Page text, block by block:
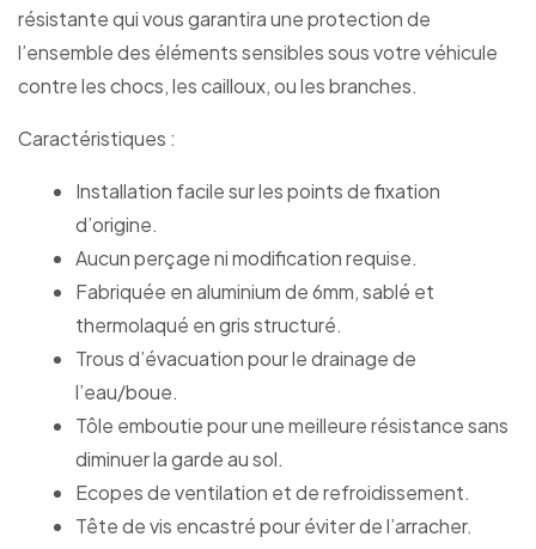
résistante qui vous garantira une protection de
l’ensemble des éléments sensibles sous votre véhicule
contre les chocs, les cailloux, ou les branches.
Caractéristiques :
Installation facile sur les points de fixation
d’origine.
Aucun perçage ni modification requise.
Fabriquée en aluminium de 6mm, sablé et
thermolaqué en gris structuré.
Trous d’évacuation pour le drainage de
l’eau/boue.
Tôle emboutie pour une meilleure résistance sans
diminuer la garde au sol.
Ecopes de ventilation et de refroidissement.
Tête de vis encastré pour éviter de l’arracher.